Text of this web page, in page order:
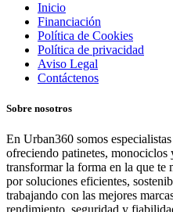
Inicio
Financiación
Política de Cookies
Política de privacidad
Aviso Legal
Contáctenos
Sobre nosotros
En Urban360 somos
ofreciendo patinetes, monociclos
transformar la forma en la que te
por soluciones eficientes,
trabajando con las mejores